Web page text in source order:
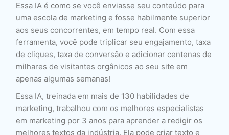
Essa IA é como se você enviasse seu conteúdo para
uma escola de marketing e fosse habilmente superior
aos seus concorrentes, em tempo real. Com essa
ferramenta, você pode triplicar seu engajamento, taxa
de cliques, taxa de conversão e adicionar centenas de
milhares de visitantes orgânicos ao seu site em
apenas algumas semanas!
Essa IA, treinada em mais de 130 habilidades de
marketing, trabalhou com os melhores especialistas
em marketing por 3 anos para aprender a redigir os
melhores textos da indústria. Ela pode criar texto e